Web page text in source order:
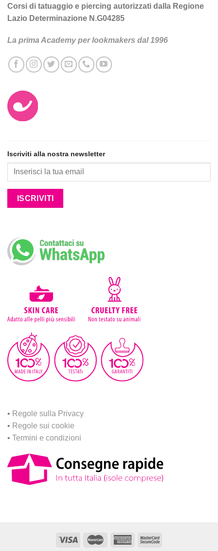
Corsi di tatuaggio e piercing autorizzati dalla Regione
Lazio Determinazione N.G04285
La prima Academy per lookmakers dal 1996
Iscriviti alla nostra newsletter
• Regole sulla Privacy
• Regole sui cookie
• Termini e condizioni